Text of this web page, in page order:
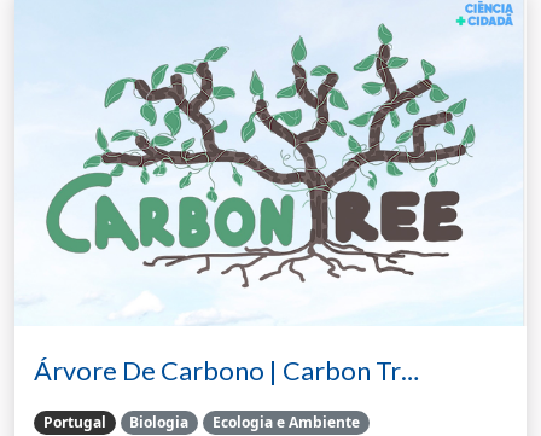
Árvore De Carbono | Carbon Tr…
Portugal Biologia Ecologia e Ambiente